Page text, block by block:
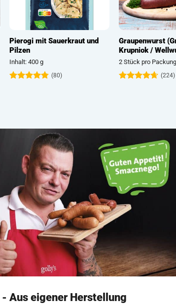
Pierogi mit Sauerkraut und
Pilzen
Inhalt: 400 g
(80)
Graupenwurst
Krupniok /
2 Stück pro
(224)
Aus eigener Herstellung